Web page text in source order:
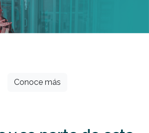
Conoce más